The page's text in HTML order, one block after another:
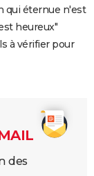
qui éternue n'est
heureux"
à vérifier pour
des